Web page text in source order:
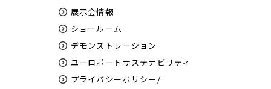
展示会情報
ショールーム
デモンストレーション
ユーロポートサステナビリティ
プライバシーポリシー/